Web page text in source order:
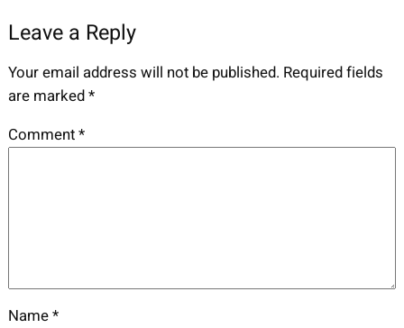
Leave a Reply
Your email address will not be published. Required fields
are marked*
Comment*
Name*